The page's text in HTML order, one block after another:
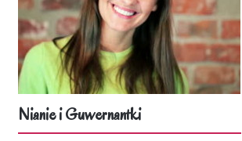
Nianie i Guwernantki